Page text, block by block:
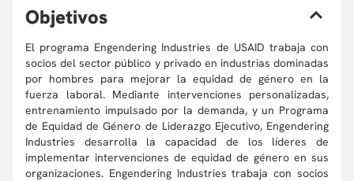
Objetivos
El programa Engendering Industries de USAID trabaja con
socios del sector público y privado en industrias dominadas
por hombres para mejorar la equidad de género en la
fuerza laboral. Mediante intervenciones personalizadas,
entrenamiento impulsado por la demanda, y un Programa
de Equidad de Género de Liderazgo Ejecutivo, Engendering
Industries desarrolla la capacidad de los líderes de
implementar intervenciones de equidad de género en sus
organizaciones. Engendering Industries trabaja con socios